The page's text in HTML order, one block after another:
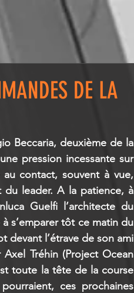
DE LA
Beccaria, deuxième de la
pression incessante sur
contact, souvent à vue,
leader. A la patience, à
Guelfi l’architecte du
s’emparer tôt ce matin du
devant l’étrave de son ami
Tréhin (Project Ocean
toute la tête de la course
ces prochaines